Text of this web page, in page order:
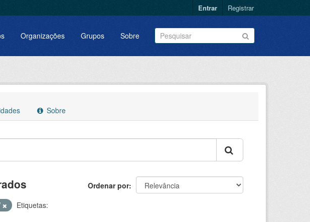
Entrar Registrar
Organizações Grupos Sobre
Sobre
Ordenar por
Etiquetas: